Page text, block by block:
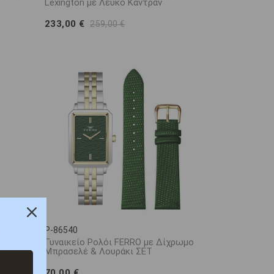
Lexington με Λευκό Καντράν
233,00 € 259,00 €
P-86540
Γυναικείο Ρολόι FERRO με Δίχρωμο
Μπρασελέ & Λουράκι ΣΕΤ